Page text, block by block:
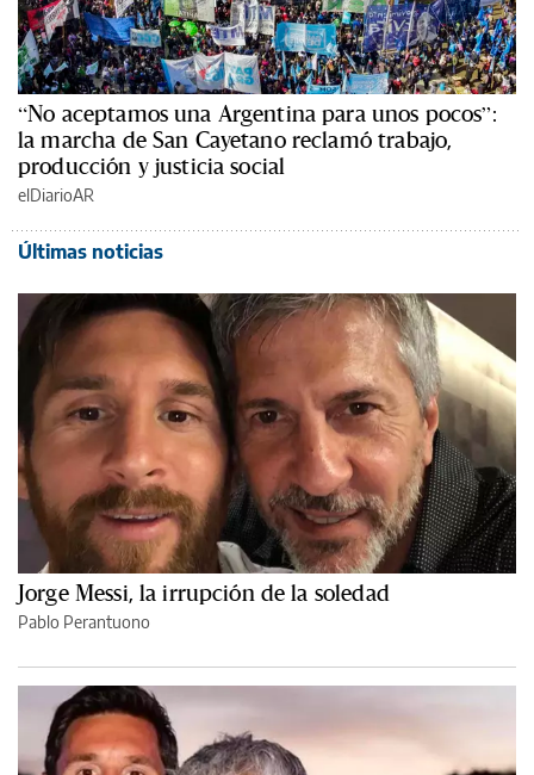
“No aceptamos una Argentina para unos pocos”:
la marcha de San Cayetano reclamó trabajo,
producción y justicia social
elDiarioAR
Últimas noticias
Jorge Messi, la irrupción de la soledad
Pablo Perantuono